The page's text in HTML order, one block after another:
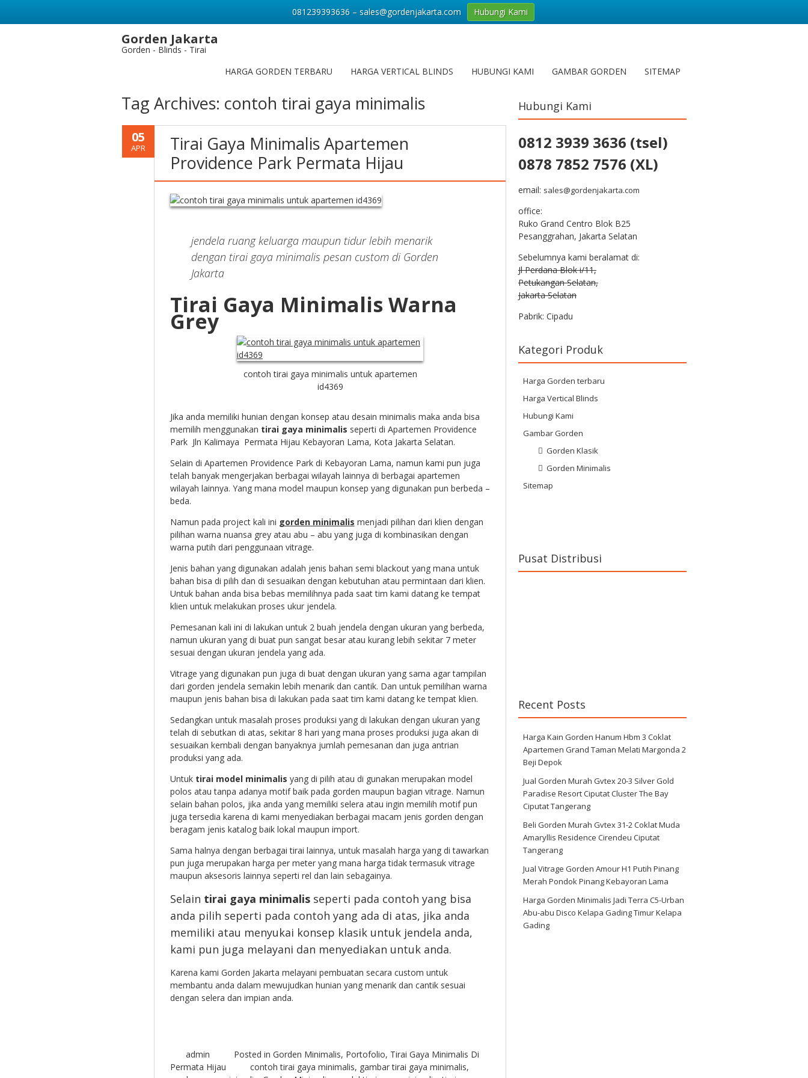
Gorden Jakarta
Gorden - Blinds - Tirai
HARGA GORDEN TERBARU
HARGA VERTICAL BLINDS HUBUNGI KAMI GAMBAR GORDEN SITEMAP
Tag Archives: contoh tirai gaya minimalis
05
APR
Tirai Gaya Minimalis Apartemen
Providence Park Permata Hijau
jendela ruang keluarga maupun tidur lebih menarik
dengan tirai gaya minimalis pesan custom di Gorden
Jakarta
Tirai Gaya Minimalis Warna
Grey
contoh tirai gaya minimalis untuk apartemen
id4369
Jika anda memiliki hunian dengan konsep atau desain minimalis maka anda bisa
memilih menggunakan tirai gaya minimalis seperti di Apartemen Providence
Park Jln Kalimaya Permata Hijau Kebayoran Lama, Kota Jakarta Selatan.
Selain di Apartemen Providence Park di Kebayoran Lama, namun kami pun juga
telah banyak mengerjakan berbagai wilayah lainnya di berbagai apartemen
wilayah lainnya. Yang mana model maupun konsep yang digunakan pun berbeda –
beda.
Namun pada project kali ini gorden minimalis menjadi pilihan dari klien dengan
pilihan warna nuansa grey atau abu – abu yang juga di kombinasikan dengan
warna putih dari penggunaan vitrage.
Jenis bahan yang digunakan adalah jenis bahan semi blackout yang mana untuk
bahan bisa di pilih dan di sesuaikan dengan kebutuhan atau permintaan dari klien.
Untuk bahan anda bisa bebas memilihnya pada saat tim kami datang ke tempat
klien untuk melakukan proses ukur jendela.
Pemesanan kali ini di lakukan untuk 2 buah jendela dengan ukuran yang berbeda,
namun ukuran yang di buat pun sangat besar atau kurang lebih sekitar 7 meter
sesuai dengan ukuran jendela yang ada.
Vitrage yang digunakan pun juga di buat dengan ukuran yang sama agar tampilan
dari gorden jendela semakin lebih menarik dan cantik. Dan untuk pemilihan warna
maupun jenis bahan bisa di lakukan pada saat tim kami datang ke tempat klien.
Sedangkan untuk masalah proses produksi yang di lakukan dengan ukuran yang
telah di sebutkan di atas, sekitar 8 hari yang mana proses produksi juga akan di
sesuaikan kembali dengan banyaknya jumlah pemesanan dan juga antrian
produksi yang ada.
Untuk tirai model minimalis yang di pilih atau di gunakan merupakan model
polos atau tanpa adanya motif baik pada gorden maupun bagian vitrage. Namun
selain bahan polos, jika anda yang memiliki selera atau ingin memilih motif pun
juga tersedia karena di kami menyediakan berbagai macam jenis gorden dengan
beragam jenis katalog baik lokal maupun import.
Sama halnya dengan berbagai tirai lainnya, untuk masalah harga yang di tawarkan
pun juga merupakan harga per meter yang mana harga tidak termasuk vitrage
maupun aksesoris lainnya seperti rel dan lain sebagainya.
Selain tirai gaya minimalisseperti pada contoh yang bisa
anda pilih seperti pada contoh yang ada di atas, jika anda
memiliki atau menyukai konsep klasik untuk jendela anda,
kami pun juga melayani dan menyediakan untuk anda.
Karena kami Gorden Jakarta melayani pembuatan secara custom untuk
membantu anda dalam mewujudkan hunian yang menarik dan cantik sesuai
dengan selera dan impian anda.
admin Posted in Gorden Minimalis, Portofolio, Tirai Gaya Minimalis Di
Permata Hijau
contoh tirai gaya minimalis, gambar tirai gaya minimalis,
Hubungi Kami
0812 3939 3636 (tsel)
0878 7852 7576 (XL)
email: sales@gordenjakarta.com
office:
Ruko Grand Centro Blok B25
Pesanggrahan, Jakarta Selatan
Sebelumnya kami beralamat di:
Jl Perdana Blok i/11,
Petukangan Selatan,
Jakarta Selatan
Pabrik: Cipadu
Kategori Produk
Harga Gorden terbaru
Harga Vertical Blinds
Hubungi Kami
Gambar Gorden
Gorden Klasik
Gorden Minimalis
Sitemap
Pusat Distribusi
Recent Posts
Harga Kain Gorden Hanum Hbm 3 Coklat
Apartemen Grand Taman Melati Margonda 2
Beji Depok
Jual Gorden Murah Gvtex 20-3 Silver Gold
Paradise Resort Ciputat Cluster The Bay
Ciputat Tangerang
Beli Gorden Murah Gvtex 31-2 Coklat Muda
Amaryllis Residence Cirendeu Ciputat
Tangerang
Jual Vitrage Gorden Amour H1 Putih Pinang
Merah Pondok Pinang Kebayoran Lama
Harga Gorden Minimalis Jadi Terra C5-Urban
Abu-abu Disco Kelapa Gading Timur Kelapa
Gading
081239393636 – sales@gordenjakarta.com Hubungi Kami